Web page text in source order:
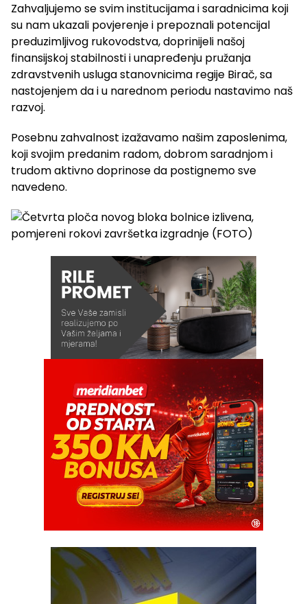
Zahvaljujemo se svim institucijama i saradnicima koji
su nam ukazali povjerenje i prepoznali potencijal
preduzimljivog rukovodstva, doprinijeli našoj
finansijskoj stabilnosti i unapređenju pružanja
zdravstvenih usluga stanovnicima regije Birač, sa
nastojenjem da i u narednom periodu nastavimo naš
razvoj.
Posebnu zahvalnost izažavamo našim zaposlenima,
koji svojim predanim radom, dobrom saradnjom i
trudom aktivno doprinose da postignemo sve
navedeno.